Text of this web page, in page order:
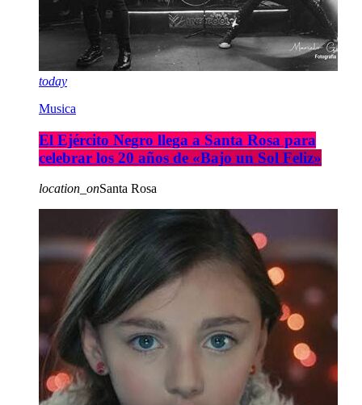
today
Musica
El Ejército Negro llega a Santa Rosa para
celebrar los 20 años de «Bajo un Sol Feliz»
location_onSanta Rosa